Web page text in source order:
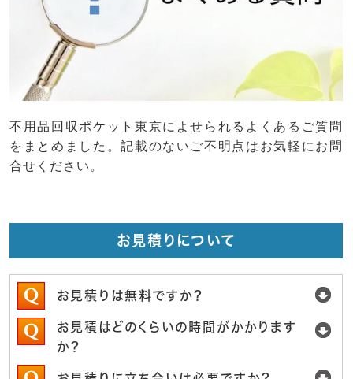
不用品回収ポケット東京によせられるよくあるご質問
をまとめました。記載のないご不明点はお気軽にお問
合せください。
お見積りについて
お見積りは無料ですか？
お見積はどのくらいの時間がかかります
か？